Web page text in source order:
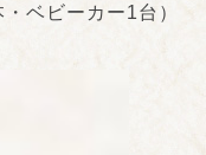
ベビーカー1台）